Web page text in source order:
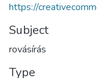
https://
Subject
rovásírás
Type